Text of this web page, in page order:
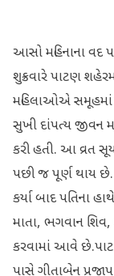
આસો મહિનાના વદ
શુક્રવારે પાટણ
મહિલાઓએ સમૂહમાં
સુખી દાંપત્ય જીવન
કરી હતી. આ વ્રત
પછી જ પૂર્ણ થાય છે.
કર્યા બાદ પતિના
માતા, ભગવાન
કરવામાં આવે
પાસે ગીતાબેન